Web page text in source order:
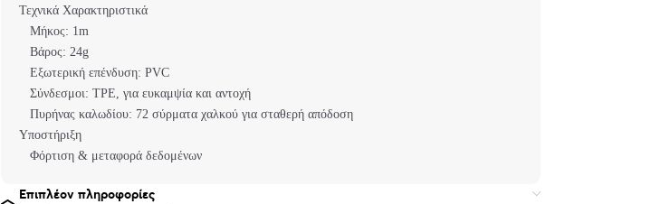
Τεχνικά Χαρακτηριστικά
Μήκος: 1m
Βάρος: 24g
Εξωτερική επένδυση: PVC
Σύνδεσμοι: TPE, για ευκαμψία και αντοχή
Πυρήνας καλωδίου: 72 σύρματα χαλκού για σταθερή απόδοση
Υποστήριξη
Φόρτιση & μεταφορά δεδομένων
Επιπλέον πληροφορίες